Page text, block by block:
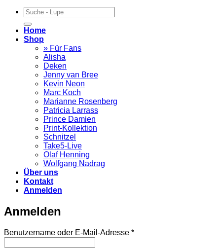
Suchen
nach:
Home
Shop
» Für Fans
Alisha
Deken
Jenny van Bree
Kevin Neon
Marc Koch
Marianne Rosenberg
Patricia Larrass
Prince Damien
Print-Kollektion
Schnitzel
Take5-Live
Olaf Henning
Wolfgang Nadrag
Über uns
Kontakt
Anmelden
Anmelden
Benutzername oder E-Mail-Adresse *Erforderlich